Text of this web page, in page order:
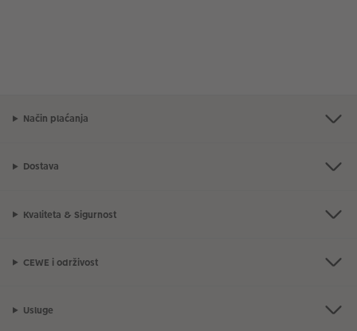
Način plaćanja
Dostava
Kvaliteta & Sigurnost
CEWE i održivost
Usluge